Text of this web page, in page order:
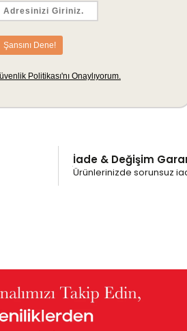
İade & Değişim
Ürünlerinizde sorunsuz